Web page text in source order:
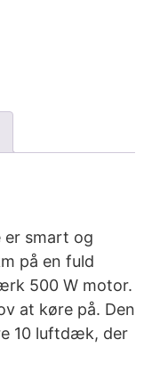
er smart og
på en fuld
500 W motor.
at køre på. Den
10 luftdæk, der